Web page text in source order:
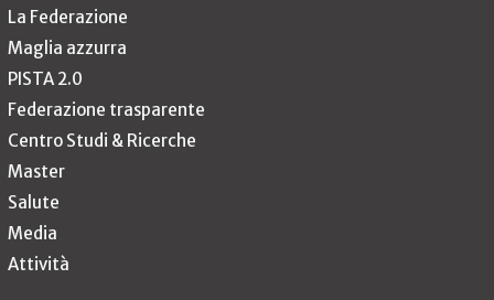
La Federazione
Maglia azzurra
PISTA 2.0
Federazione trasparente
Centro Studi & Ricerche
Master
Salute
Media
Attività